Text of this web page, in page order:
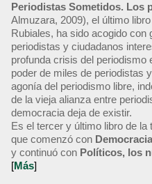
Periodistas Sometidos. Los
Almuzara, 2009), el último
Rubiales, ha sido acogido con
periodistas y ciudadanos
profunda crisis del periodismo
poder de miles de periodistas
agonía del periodismo libre,
de la vieja alianza entre
democracia deja de existir.
Es el tercer y último libro de
que comenzó con
y continuó con Políticos, los
[Más]